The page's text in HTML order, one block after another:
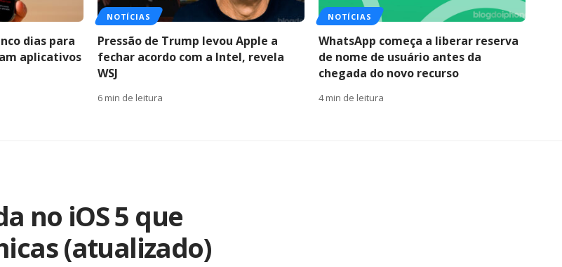
dias para
aplicativos
NOTÍCIAS
Pressão de Trump levou Apple a
fechar acordo com a Intel, revela
WSJ
6 min de leitura
NOTÍCIAS
WhatsApp começa a liberar reserva
de nome de usuário antes da
chegada do novo recurso
4 min de leitura
no iOS 5 que
(atualizado)